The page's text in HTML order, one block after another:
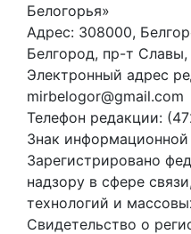
Белогорья»
Адрес: 308000,
Белгород, пр-т Славы,
Электронный адрес
mirbelogor@gmail.com
Телефон редакции:
Знак
Зарегистрировано
надзору в сфере
технологий и
Свидетельство о